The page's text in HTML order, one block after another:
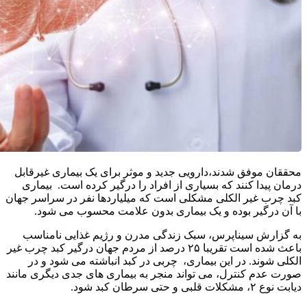
محققان موفق شدند،دارویی جدید و موثر برای یک بیماری غیرقابل
درمان پیدا کنند که بسیاری از افراد را درگیر کرده است. بیماری
کبد چرب غیر الکلی مشکلی است که میلیاردها نفر در سراسر جهان
با آن درگیر بوده و یک بیماری بدون علامت محسوب می شود.
به گزارش سیناپرس، سبک زندگی مدرن و رژیم غذایی نامناسب
باعث شده است تقریبا ۲۵ درصد از مردم جهان درگیر کبد چرب غیر
الکلی شوند. در این بیماری، چربی در کبد انباشته می شود و در
صورت عدم کنترل، می تواند منجر به بیماری های جدی دیگری مانند
دیابت نوع ۲، مشکلات قلبی و حتی سرطان کبد شود.